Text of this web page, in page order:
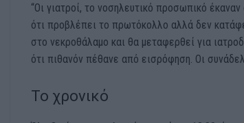
“Οι γιατροί, το νοσηλευτικό προσωπικό
ότι προβλέπει το πρωτόκολλο αλλά δεν
στο νεκροθάλαμο και θα μεταφερθεί για
ότι πιθανόν πέθανε από εισρόφηση. Οι
Το χρονικό